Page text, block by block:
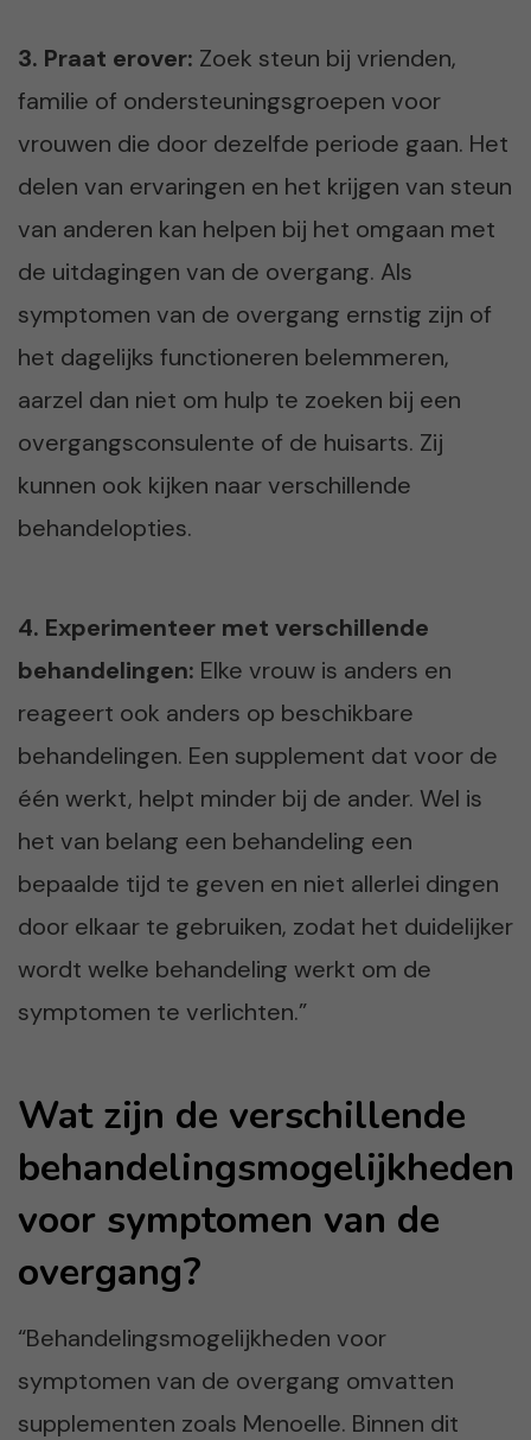
3. Praat erover: Zoek steun bij vrienden,
familie of ondersteuningsgroepen voor
vrouwen die door dezelfde periode gaan. Het
delen van ervaringen en het krijgen van steun
van anderen kan helpen bij het omgaan met
de uitdagingen van de overgang. Als
symptomen van de overgang ernstig zijn of
het dagelijks functioneren belemmeren,
aarzel dan niet om hulp te zoeken bij een
overgangsconsulente of de huisarts. Zij
kunnen ook kijken naar verschillende
behandelopties.
4. Experimenteer met verschillende
behandelingen: Elke vrouw is anders en
reageert ook anders op beschikbare
behandelingen. Een supplement dat voor de
één werkt, helpt minder bij de ander. Wel is
het van belang een behandeling een
bepaalde tijd te geven en niet allerlei dingen
door elkaar te gebruiken, zodat het duidelijker
wordt welke behandeling werkt om de
symptomen te verlichten.”
Wat zijn de verschillende
behandelingsmogelijkheden
voor symptomen van de
overgang?
“Behandelingsmogelijkheden voor
symptomen van de overgang omvatten
supplementen zoals Menoelle. Binnen dit